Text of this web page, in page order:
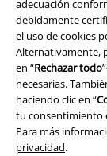
adecuación
debidamente
el uso de cookies
Alternativamente,
en “Rechazar todo
necesarias.
haciendo clic en “
tu consentimiento
Para más
privacidad.
Sobre EMP
EMP Eventos
Programa de
Sostenibilidad